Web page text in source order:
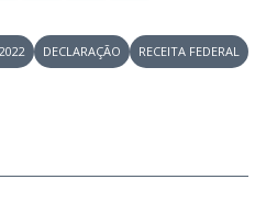
DECLARAÇÃO
RECEITA FEDERAL